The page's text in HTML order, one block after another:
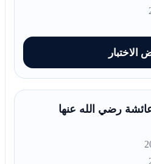
الاختبار
رضي الله عنها